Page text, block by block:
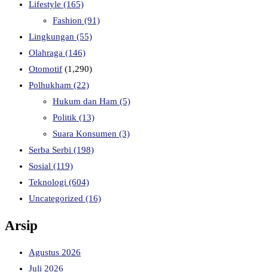
Lifestyle (165)
Fashion (91)
Lingkungan (55)
Olahraga (146)
Otomotif (1,290)
Polhukham (22)
Hukum dan Ham (5)
Politik (13)
Suara Konsumen (3)
Serba Serbi (198)
Sosial (119)
Teknologi (604)
Uncategorized (16)
Arsip
Agustus 2026
Juli 2026